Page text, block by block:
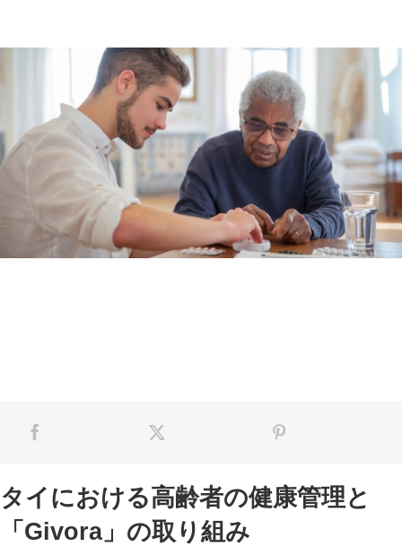
タイにおける高齢者の健康管理と
「Givora」の取り組み